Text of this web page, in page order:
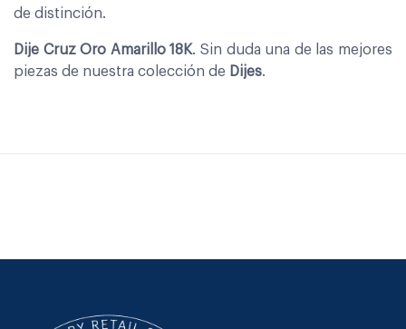
de distinción.
Dije Cruz Oro Amarillo 18K. Sin duda una de las mejores
piezas de nuestra colección de Dijes.